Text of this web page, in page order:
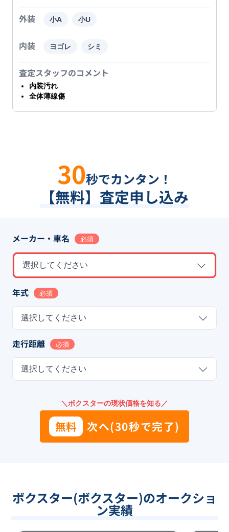
外装 小A 小U
内装 ヨゴレ シミ
査定スタッフのコメント
内装汚れ
全体薄線傷
30秒でカンタン！
【無料】査定申し込み
メーカー・車名 必須
選択してください
年式 必須
選択してください
走行距離 必須
選択してください
＼ボクスターの現状価格を知る／
無料 次へ(30秒で完了)
ボクスター(ボクスター)のオークショ
ン実績